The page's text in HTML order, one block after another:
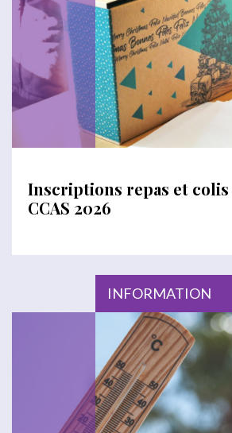
Inscriptions repas et colis
CCAS 2026
INFORMATION